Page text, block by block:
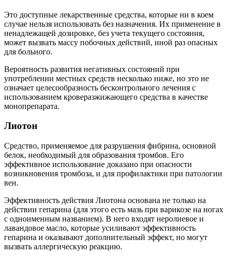
Это доступные лекарственные средства, которые ни в коем
случае нельзя использовать без назначения. Их применение в
ненадлежащей дозировке, без учета текущего состояния,
может вызвать массу побочных действий, иной раз опасных
для больного.
Вероятность развития негативных состояний при
употреблении местных средств несколько ниже, но это не
означает целесообразность бесконтрольного лечения с
использованием кроверазжижающего средства в качестве
монопрепарата.
Лиотон
Средство, применяемое для разрушения фибрина, основной
белок, необходимый для образования тромбов. Его
эффективное использование доказано при опасности
возникновения тромбоза, и для профилактики при патологии
вен.
Эффективность действия Лиотона основана не только на
действии гепарина (для этого есть мазь при варикозе на ногах
с одноименным названием). В него входят неролиевое и
лавандовое масло, которые усиливают эффективность
гепарина и оказывают дополнительный эффект, но могут
вызвать аллергическую реакцию.